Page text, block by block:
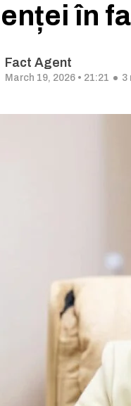
în
Fact Agent
March 19, 2026 • 21:21 3